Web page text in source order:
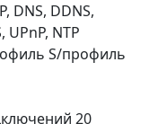
DNS, DDNS,
UPnP, NTP
S/профиль
20